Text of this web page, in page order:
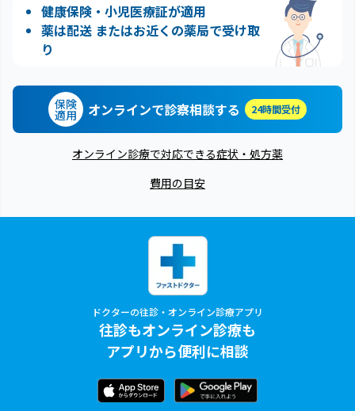
健康保険・小児医療証が適用
薬は配送 またはお近くの薬局で受け取
り
保険
適用 オンラインで診察相談する 24時間受付
オンライン診療で対応できる症状・処方薬
費用の目安
ドクターの往診・オンライン診療アプリ
往診もオンライン診療も
アプリから便利に相談